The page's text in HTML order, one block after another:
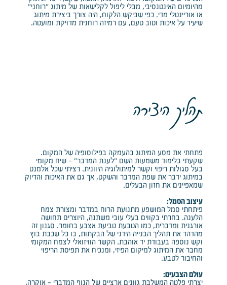
מהיומיום האינטנסיבי, מבלי ליפול לקלישאות של מיתוג "רוחני"
או אוריינטלי מדי. כפי שביקש הלקוח, היה צורך ביצירת מיתוג
שיעיד על איכות וטוב טעם, עם רמיזה רוחנית מדויקת ומועטה.
תהליך היצירה
פתחתי את מסע המיתוג בהעמקה בפילוסופיה של המקום.
שקעתי בלימוד משמעות השם "לענת המדבר" - שיח מקומי
בעל סגולות ריפוי וקשר למיתולוגיה היוונית. רציתי שכל אלמנט
במיתוג ידבר את שפת המדבר והשקט, אך גם את האיכות והדיוק
שמאפיינים את חזון הבעלים.
עיצוב הסמל:
פיתחתי סמל המושפע מתנועת הרוח במדבר ומצורת צמח
הלענה. בחרתי בקווים בעלי עובי משתנה, היוצרים תחושה
אורגנית ומדברית, כמו הטבעת טביעת אצבע בחומר. סגנון זה
מהדהד את תהליך הבנייה הידני של הבקתות, בו כל שכבת בוץ
וקש נוספה בעבודת יד אוהבת. הקשר הוויזואלי לצמח המקומי
מחבר את המיתוג למיקום הפיזי, ומנכיח את תפיסת הריפוי
והחיבור לטבע.
עולם הצבעים:
יצרתי פלטה המשלבת גוונים ארציים של הנוף המדברי - אוקרה,